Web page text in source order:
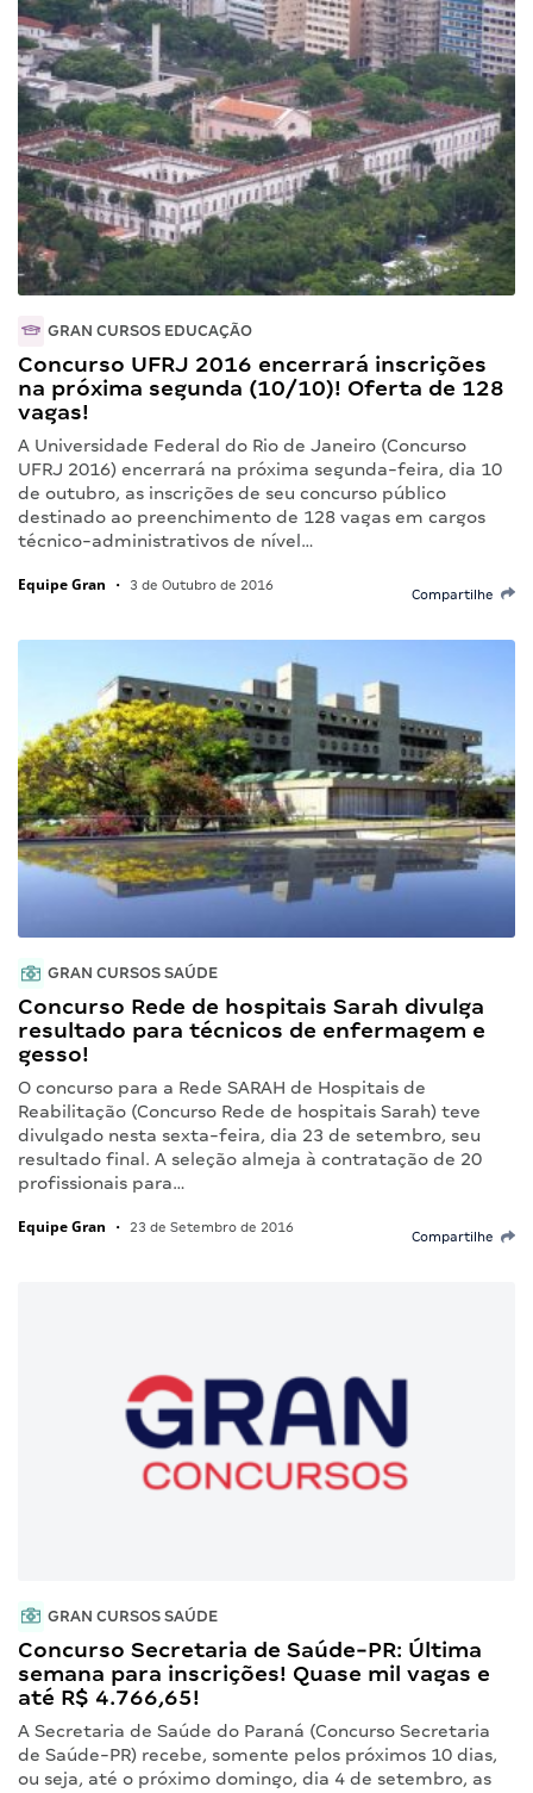
GRAN CURSOS EDUCAÇÃO
Concurso UFRJ 2016 encerrará inscrições
na próxima segunda (10/10)! Oferta de 128
vagas!
A Universidade Federal do Rio de Janeiro (Concurso
UFRJ 2016) encerrará na próxima segunda-feira, dia 10
de outubro, as inscrições de seu concurso público
destinado ao preenchimento de 128 vagas em cargos
técnico-administrativos de nível…
Equipe Gran • 3 de Outubro de 2016
Compartilhe
GRAN CURSOS SAÚDE
Concurso Rede de hospitais Sarah divulga
resultado para técnicos de enfermagem e
gesso!
O concurso para a Rede SARAH de Hospitais de
Reabilitação (Concurso Rede de hospitais Sarah) teve
divulgado nesta sexta-feira, dia 23 de setembro, seu
resultado final. A seleção almeja à contratação de 20
profissionais para…
Equipe Gran • 23 de Setembro de 2016
Compartilhe
GRAN CURSOS SAÚDE
Concurso Secretaria de Saúde-PR: Última
semana para inscrições! Quase mil vagas e
até R$ 4.766,65!
A Secretaria de Saúde do Paraná (Concurso Secretaria
de Saúde-PR) recebe, somente pelos próximos 10 dias,
ou seja, até o próximo domingo, dia 4 de setembro, as